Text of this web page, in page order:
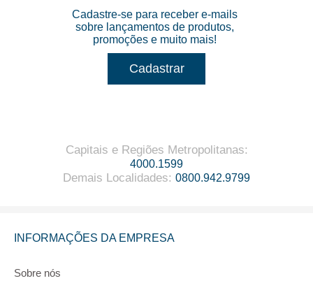
Cadastre-se para receber e-mails
sobre lançamentos de produtos,
promoções e muito mais!
Cadastrar
Capitais e Regiões Metropolitanas:
4000.1599
Demais Localidades: 0800.942.9799
INFORMAÇÕES DA EMPRESA
Sobre nós